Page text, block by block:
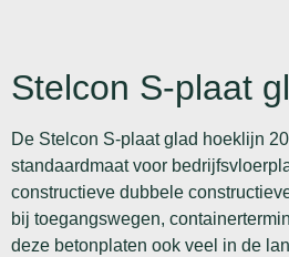
Stelcon S-plaat
De Stelcon S-plaat glad hoeklijn
standaardmaat voor
constructieve dubbele
bij toegangswegen,
deze betonplaten ook veel in de